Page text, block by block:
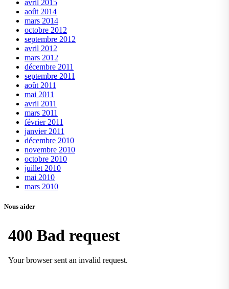
avril 2015
août 2014
mars 2014
octobre 2012
septembre 2012
avril 2012
mars 2012
décembre 2011
septembre 2011
août 2011
mai 2011
avril 2011
mars 2011
février 2011
janvier 2011
décembre 2010
novembre 2010
octobre 2010
juillet 2010
mai 2010
mars 2010
Nous aider